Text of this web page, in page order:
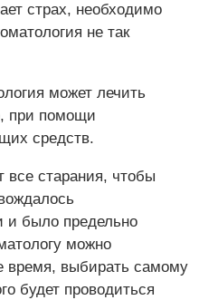
страх, необходимо
не так
может лечить
при помощи
средств.
все старания, чтобы
было предельно
можно
время, выбирать самому
будет проводиться